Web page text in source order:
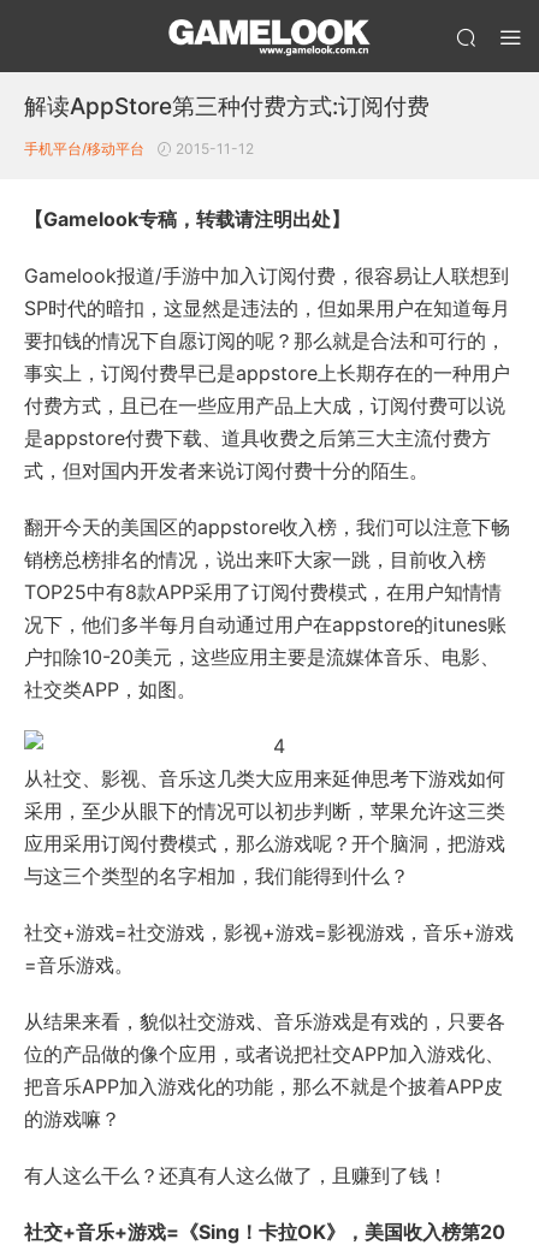
解读AppStore第三种付费方式:订阅付费
手机平台/移动平台 2015-11-12
【Gamelook专稿，转载请注明出处】
Gamelook报道/手游中加入订阅付费，很容易让人联想到
SP时代的暗扣，这显然是违法的，但如果用户在知道每月
要扣钱的情况下自愿订阅的呢？那么就是合法和可行的，
事实上，订阅付费早已是appstore上长期存在的一种用户
付费方式，且已在一些应用产品上大成，订阅付费可以说
是appstore付费下载、道具收费之后第三大主流付费方
式，但对国内开发者来说订阅付费十分的陌生。
翻开今天的美国区的appstore收入榜，我们可以注意下畅
销榜总榜排名的情况，说出来吓大家一跳，目前收入榜
TOP25中有8款APP采用了订阅付费模式，在用户知情情
况下，他们多半每月自动通过用户在appstore的itunes账
户扣除10-20美元，这些应用主要是流媒体音乐、电影、
社交类APP，如图。
从社交、影视、音乐这几类大应用来延伸思考下游戏如何
采用，至少从眼下的情况可以初步判断，苹果允许这三类
应用采用订阅付费模式，那么游戏呢？开个脑洞，把游戏
与这三个类型的名字相加，我们能得到什么？
社交+游戏=社交游戏，影视+游戏=影视游戏，音乐+游戏
=音乐游戏。
从结果来看，貌似社交游戏、音乐游戏是有戏的，只要各
位的产品做的像个应用，或者说把社交APP加入游戏化、
把音乐APP加入游戏化的功能，那么不就是个披着APP皮
的游戏嘛？
有人这么干么？还真有人这么做了，且赚到了钱！
社交+音乐+游戏=《Sing！卡拉OK》，美国收入榜第20